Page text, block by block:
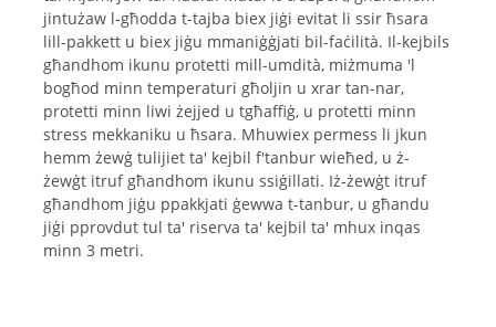
jintużaw l-għodda t-tajba biex jiġi evitat li ssir ħsara
lill-pakkett u biex jiġu mmaniġġjati bil-faċilità. Il-kejbils
għandhom ikunu protetti mill-umdità, miżmuma 'l
bogħod minn temperaturi għoljin u xrar tan-nar,
protetti minn liwi żejjed u tgħaffiġ, u protetti minn
stress mekkaniku u ħsara. Mhuwiex permess li jkun
hemm żewġ tulijiet ta' kejbil f'tanbur wieħed, u ż-
żewġt itruf għandhom ikunu ssiġillati. Iż-żewġt itruf
għandhom jiġu ppakkjati ġewwa t-tanbur, u għandu
jiġi pprovdut tul ta' riserva ta' kejbil ta' mhux inqas
minn 3 metri.